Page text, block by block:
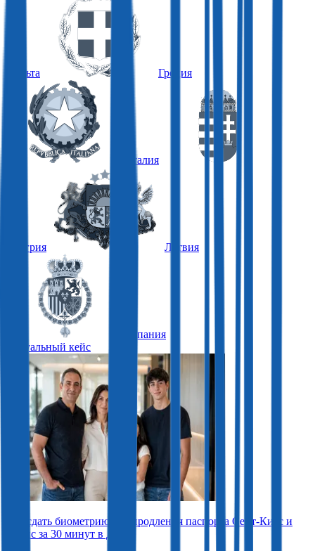
Мальта Греция
Италия
Венгрия Латвия
Испания
Актуальный кейс
Как сдать биометрию для продления паспорта Сент-Китс и
Невис за 30 минут в Дубае